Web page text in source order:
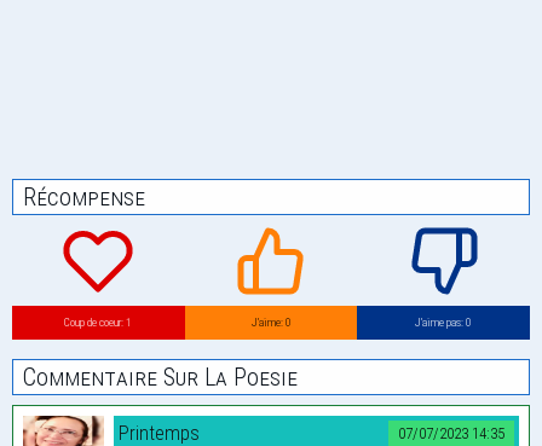
Récompense
Coup de coeur: 1 J’aime: 0 J’aime pas: 0
Commentaire Sur La Poesie
07/07/2023 14:35
Printemps